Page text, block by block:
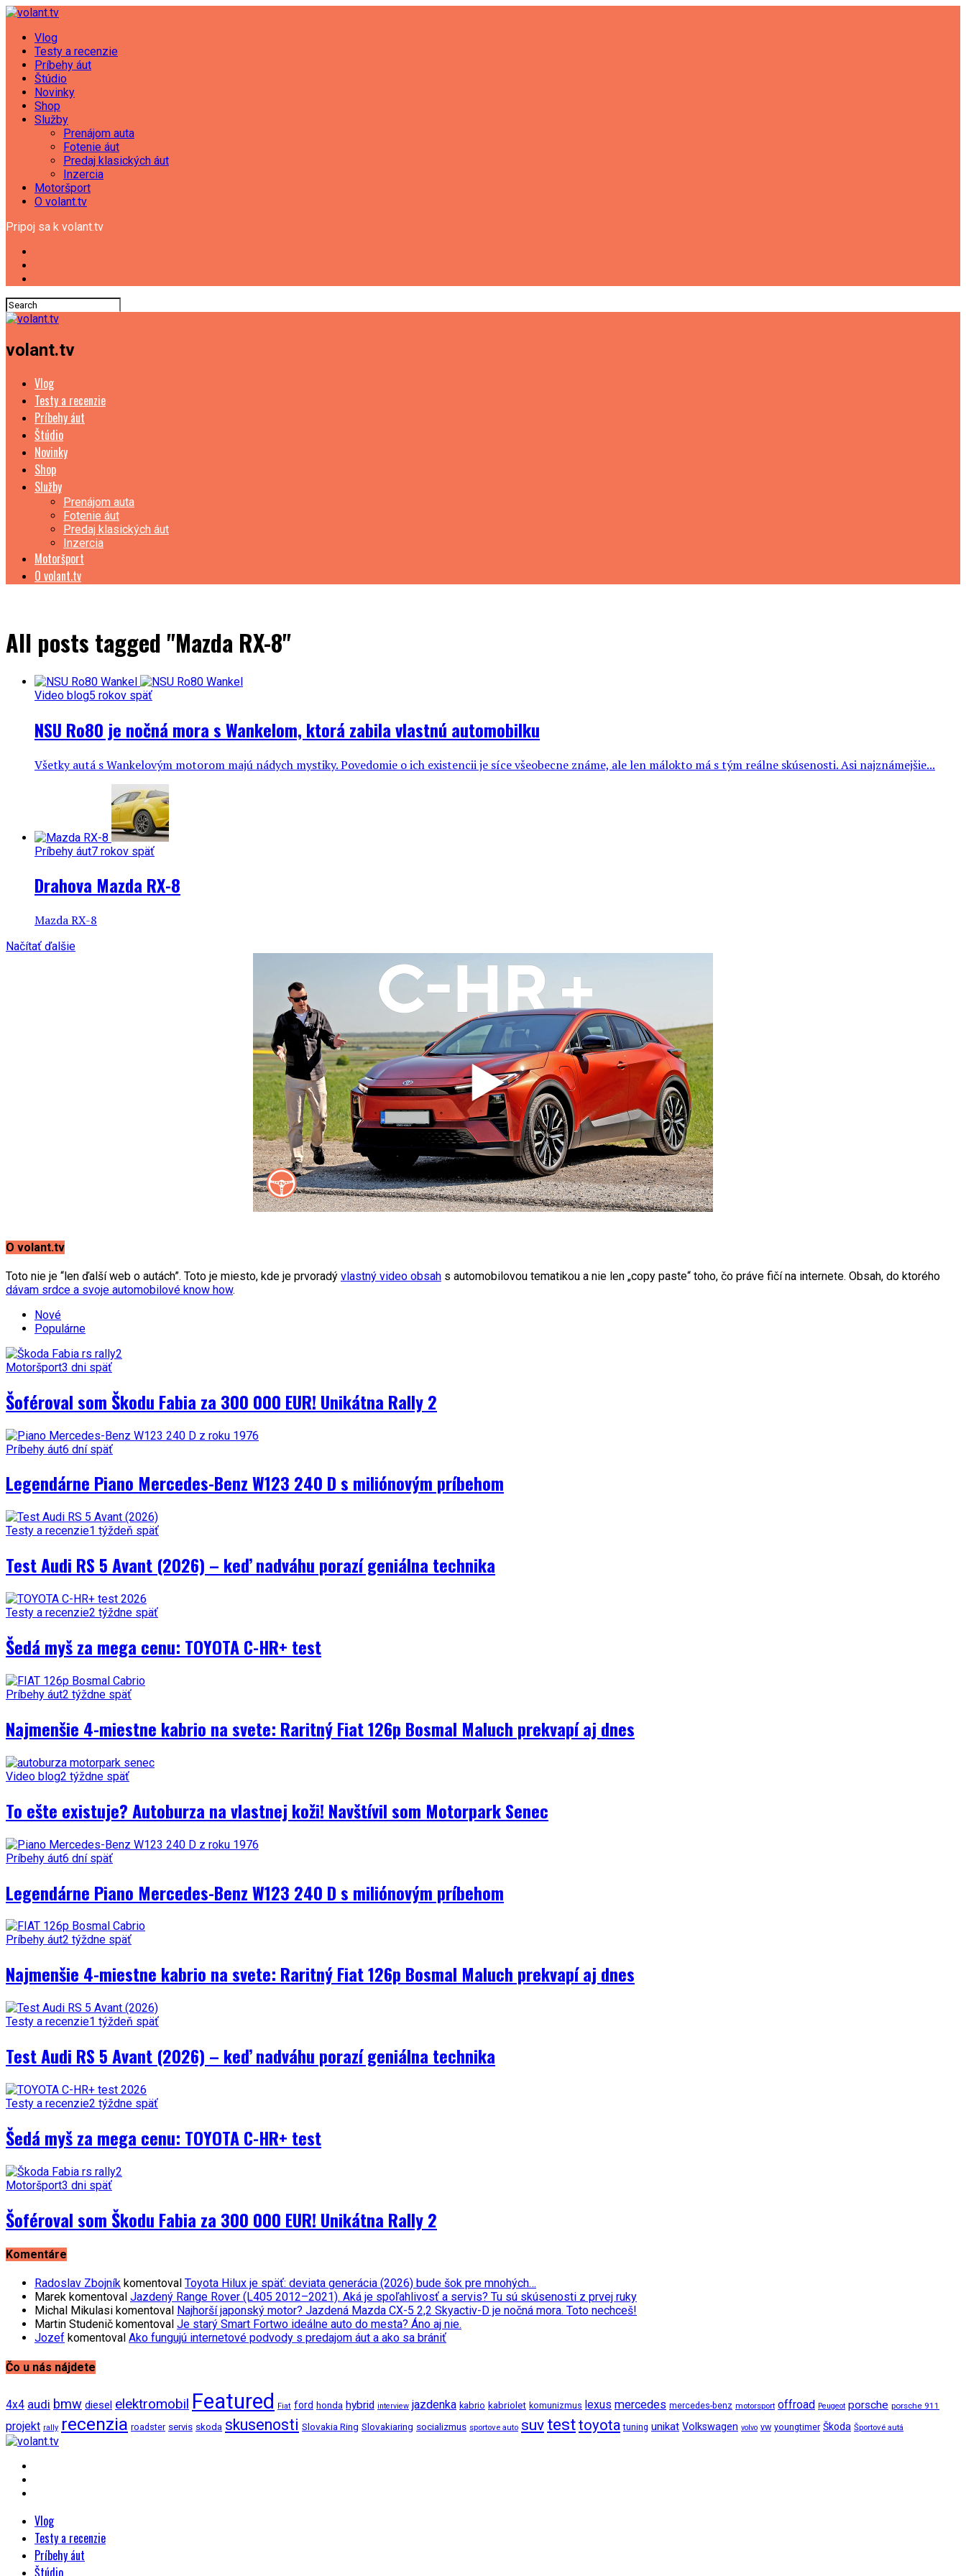
Vlog
Testy a recenzie
Príbehy áut
Štúdio
Novinky
Shop
Služby
Prenájom auta
Fotenie áut
Predaj klasických áut
Inzercia
Motoršport
O volant.tv
Pripoj sa k volant.tv
volant.tv
Vlog
Testy a recenzie
Príbehy áut
Štúdio
Novinky
Shop
Služby
Prenájom auta
Fotenie áut
Predaj klasických áut
Inzercia
Motoršport
O volant.tv
All posts tagged "Mazda RX-8"
Video blog5 rokov späť
NSU Ro80 je nočná mora s Wankelom, ktorá zabila vlastnú automobilku
Všetky autá s Wankelovým motorom majú nádych mystiky. Povedomie o ich existencii je síce všeobecne známe, ale len málokto má s tým reálne skúsenosti. Asi najznámejšie...
Príbehy áut7 rokov späť
Drahova Mazda RX-8
Mazda RX-8
Načítať ďalšie
O volant.tv
Toto nie je “len ďalší web o autách”. Toto je miesto, kde je prvoradý vlastný video obsah s automobilovou tematikou a nie len „copy paste“ toho, čo práve fičí na internete. Obsah, do ktorého
dávam srdce a svoje automobilové know how.
Nové
Populárne
Motoršport3 dni späť
Šoféroval som Škodu Fabia za 300 000 EUR! Unikátna Rally 2
Príbehy áut6 dní späť
Legendárne Piano Mercedes-Benz W123 240 D s miliónovým príbehom
Testy a recenzie1 týždeň späť
Test Audi RS 5 Avant (2026) – keď nadváhu porazí geniálna technika
Testy a recenzie2 týždne späť
Šedá myš za mega cenu: TOYOTA C-HR+ test
Príbehy áut2 týždne späť
Najmenšie 4-miestne kabrio na svete: Raritný Fiat 126p Bosmal Maluch prekvapí aj dnes
Video blog2 týždne späť
To ešte existuje? Autoburza na vlastnej koži! Navštívil som Motorpark Senec
Príbehy áut6 dní späť
Legendárne Piano Mercedes-Benz W123 240 D s miliónovým príbehom
Príbehy áut2 týždne späť
Najmenšie 4-miestne kabrio na svete: Raritný Fiat 126p Bosmal Maluch prekvapí aj dnes
Testy a recenzie1 týždeň späť
Test Audi RS 5 Avant (2026) – keď nadváhu porazí geniálna technika
Testy a recenzie2 týždne späť
Šedá myš za mega cenu: TOYOTA C-HR+ test
Motoršport3 dni späť
Šoféroval som Škodu Fabia za 300 000 EUR! Unikátna Rally 2
Komentáre
Radoslav Zbojník komentoval Toyota Hilux je späť: deviata generácia (2026) bude šok pre mnohých…
Marek komentoval Jazdený Range Rover (L405 2012–2021). Aká je spoľahlivosť a servis? Tu sú skúsenosti z prvej ruky
Michal Mikulasi komentoval Najhorší japonský motor? Jazdená Mazda CX-5 2,2 Skyactiv-D je nočná mora. Toto nechceš!
Martin Studenič komentoval Je starý Smart Fortwo ideálne auto do mesta? Áno aj nie.
Jozef komentoval Ako fungujú internetové podvody s predajom áut a ako sa brániť
Čo u nás nájdete
4x4 audi bmw diesel elektromobil Featured Fiat ford honda hybrid interview jazdenka kabrio kabriolet komunizmus lexus mercedes mercedes-benz motorsport offroad Peugeot porsche porsche 911
projekt rally recenzia roadster servis skoda skusenosti Slovakia Ring Slovakiaring socializmus sportove auto suv testtoyota tuning unikat Volkswagen volvo vw youngtimer Škoda Športové autá
Vlog
Testy a recenzie
Príbehy áut
Štúdio